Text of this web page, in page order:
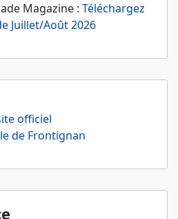
Magazine : Téléchargez
Juillet/Août 2026
officiel
de Frontignan